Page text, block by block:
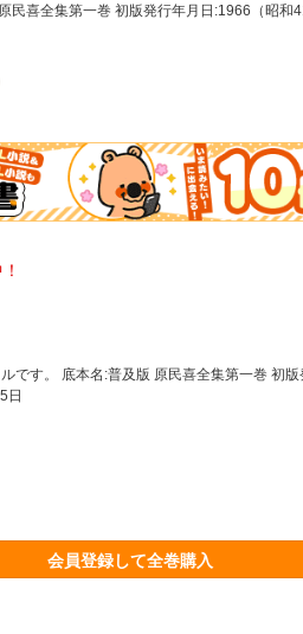
民喜全集第一巻 初版発行年月日:1966（昭和
です。 底本名:普及版 原民喜全集第一巻 初版
日
会員登録して全巻購入